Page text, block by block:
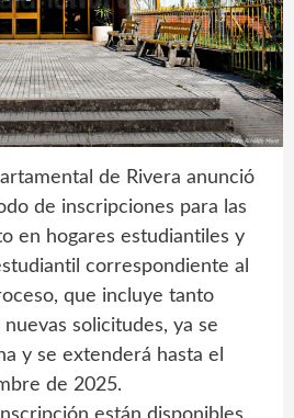
de Rivera anunció
de inscripciones para las
en hogares estudiantiles y
correspondiente al
que incluye tanto
solicitudes, ya se
y se extenderá hasta el
de 2025.